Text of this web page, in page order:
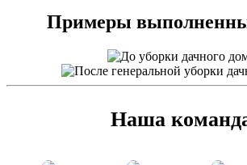
Примеры
Наша